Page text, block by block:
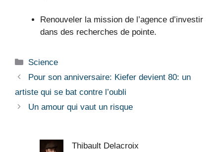
Renouveler la mission de l’agence d’investir
dans des recherches de pointe.
Catégories
Science
Pour son anniversaire: Kiefer devient 80: un
artiste qui se bat contre l’oubli
Un amour qui vaut un risque
Thibault Delacroix